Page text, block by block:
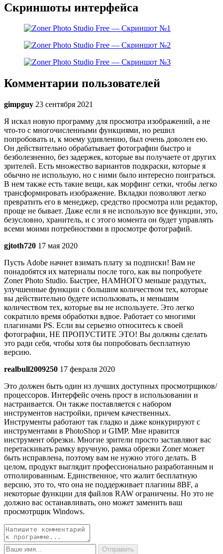
Скриншоты интерфейса
Комментарии пользователей
gimpguy 23 сентября 2021
Я искал новую программу для просмотра изображений, а не
что-то с многочисленными функциями, но решил
попробовать и, к моему удивлению, был очень доволен ею.
Он действительно обрабатывает фотографии быстро и
безболезненно, без задержек, которые вы получаете от других
зрителей. Есть множество вариантов подкраски, которые я
обычно не использую, но с ними было интересно поиграться.
В нем также есть такие вещи, как морфинг сетки, чтобы легко
трансформировать изображение. Вкладки позволяют легко
превратить его в менеджер, средство просмотра или редактор,
проще не бывает. Даже если я не использую все функции, это,
безусловно, хранитель, и с этого момента он будет управлять
всеми моими потребностями в просмотре фотографий.
gjtoth720 17 мая 2020
Пусть Adobe начнет взимать плату за подписки! Вам не
понадобятся их материалы после того, как вы попробуете
Zoner Photo Studio. Быстрее, НАМНОГО меньше раздутых,
улучшенные функции с большим количеством тех, которые
вы действительно будете использовать, и меньшим
количеством тех, которые вы не используете. Это легко
сократило время обработки вдвое. Работает со многими
плагинами PS. Если вы серьезно относитесь к своей
фотографии, НЕ ПРОПУСТИТЕ ЭТО! Вы должны сделать
это ради себя, чтобы хотя бы попробовать бесплатную
версию.
realbull2009250 17 февраля 2020
Это должен быть один из лучших доступных просмотрщиков/
процессоров. Интерфейс очень прост в использовании и
настраивается. Он также поставляется с набором
инструментов настройки, причем качественных.
Инструменты работают так гладко и даже конкурируют с
инструментами в PhotoShop и GIMP. Мне нравится
инструмент обрезки. Многие зрители просто заставляют вас
перетаскивать рамку вручную, рамка обрезки Zoner может
быть исправлена, поэтому вам не нужно этого делать. В
целом, продукт выглядит профессионально разработанным и
отполированным. Единственное, что жалит бесплатную
версию, это то, что она не поддерживает плагины 8BF, а
некоторые функции для файлов RAW ограничены. Но это не
должно вас останавливать, оно может заменить ваш
просмотрщик Windows.